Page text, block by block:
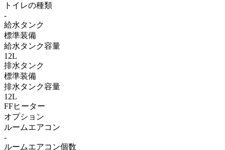
トイレの種類
-
給水タンク
標準装備
給水タンク容量
12L
排水タンク
標準装備
排水タンク容量
12L
FFヒーター
オプション
ルームエアコン
-
ルームエアコン個数